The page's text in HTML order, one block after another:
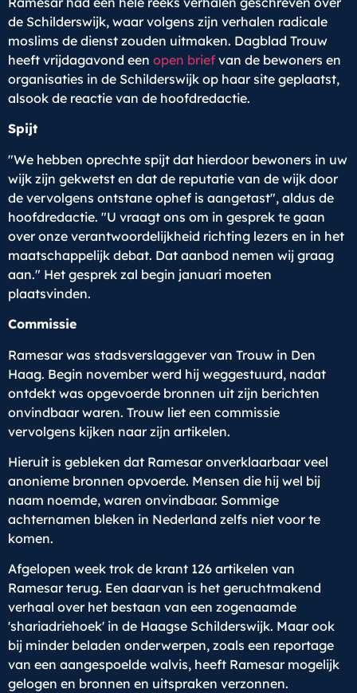
de Schilderswijk, waar volgens zijn verhalen radicale
moslims de dienst zouden uitmaken. Dagblad Trouw
heeft vrijdagavond een open brief van de bewoners en
organisaties in de Schilderswijk op haar site geplaatst,
alsook de reactie van de hoofdredactie.
Spijt
"We hebben oprechte spijt dat hierdoor bewoners in uw
wijk zijn gekwetst en dat de reputatie van de wijk door
de vervolgens ontstane ophef is aangetast", aldus de
hoofdredactie. "U vraagt ons om in gesprek te gaan
over onze verantwoordelijkheid richting lezers en in het
maatschappelijk debat. Dat aanbod nemen wij graag
aan." Het gesprek zal begin januari moeten
plaatsvinden.
Commissie
Ramesar was stadsverslaggever van Trouw in Den
Haag. Begin november werd hij weggestuurd, nadat
ontdekt was opgevoerde bronnen uit zijn berichten
onvindbaar waren. Trouw liet een commissie
vervolgens kijken naar zijn artikelen.
Hieruit is gebleken dat Ramesar onverklaarbaar veel
anonieme bronnen opvoerde. Mensen die hij wel bij
naam noemde, waren onvindbaar. Sommige
achternamen bleken in Nederland zelfs niet voor te
komen.
Afgelopen week trok de krant 126 artikelen van
Ramesar terug. Een daarvan is het geruchtmakend
verhaal over het bestaan van een zogenaamde
'shariadriehoek' in de Haagse Schilderswijk. Maar ook
bij minder beladen onderwerpen, zoals een reportage
van een aangespoelde walvis, heeft Ramesar mogelijk
gelogen en bronnen en uitspraken verzonnen.